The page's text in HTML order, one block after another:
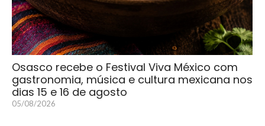
Osasco recebe o Festival Viva México com
gastronomia, música e cultura mexicana nos
dias 15 e 16 de agosto
05/08/2026